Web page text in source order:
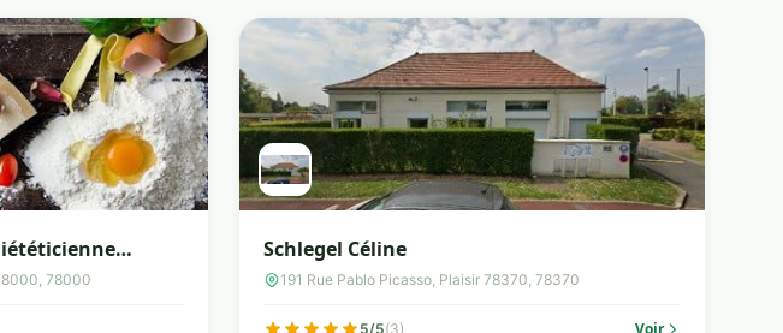
78000
Schlegel Céline
191 Rue Pablo Picasso, Plaisir 78370, 78370
5/5(3) Voir